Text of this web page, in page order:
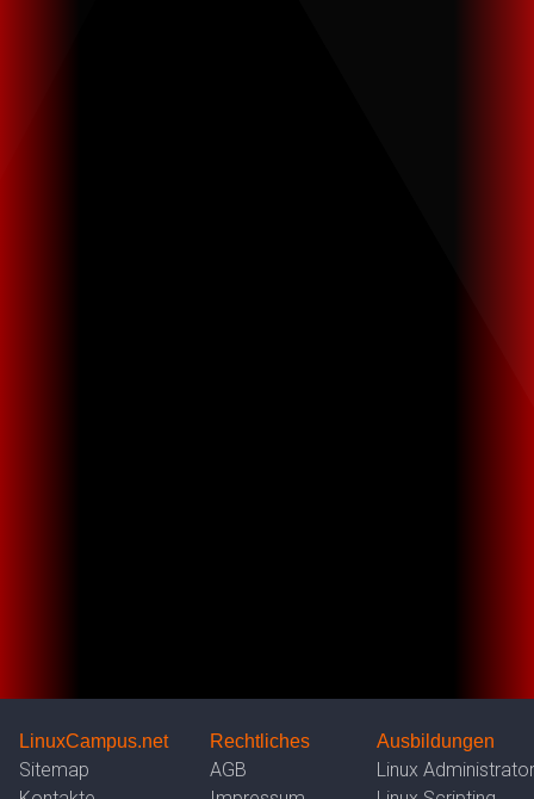
LinuxCampus.net Rechtliches Ausbildungen
Sitemap AGB
Linux Administrator